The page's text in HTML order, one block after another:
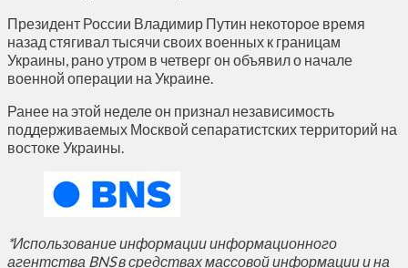
Президент России Владимир Путин некоторое время
назад стягивал тысячи своих военных к границам
Украины, рано утром в четверг он объявил о начале
военной операции на Украине.
Ранее на этой неделе он признал независимость
поддерживаемых Москвой сепаратистских территорий на
востоке Украины.
*Использование информации информационного
агентства BNS в средствах массовой информации и на